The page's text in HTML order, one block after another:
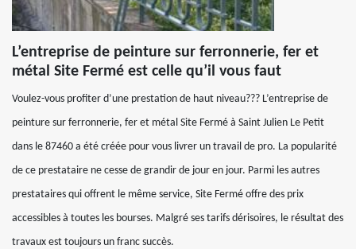
L’entreprise de peinture sur ferronnerie, fer et
métal Site Fermé est celle qu’il vous faut
Voulez-vous profiter d’une prestation de haut niveau??? L’entreprise de
peinture sur ferronnerie, fer et métal Site Fermé à Saint Julien Le Petit
dans le 87460 a été créée pour vous livrer un travail de pro. La popularité
de ce prestataire ne cesse de grandir de jour en jour. Parmi les autres
prestataires qui offrent le même service, Site Fermé offre des prix
accessibles à toutes les bourses. Malgré ses tarifs dérisoires, le résultat des
travaux est toujours un franc succès.